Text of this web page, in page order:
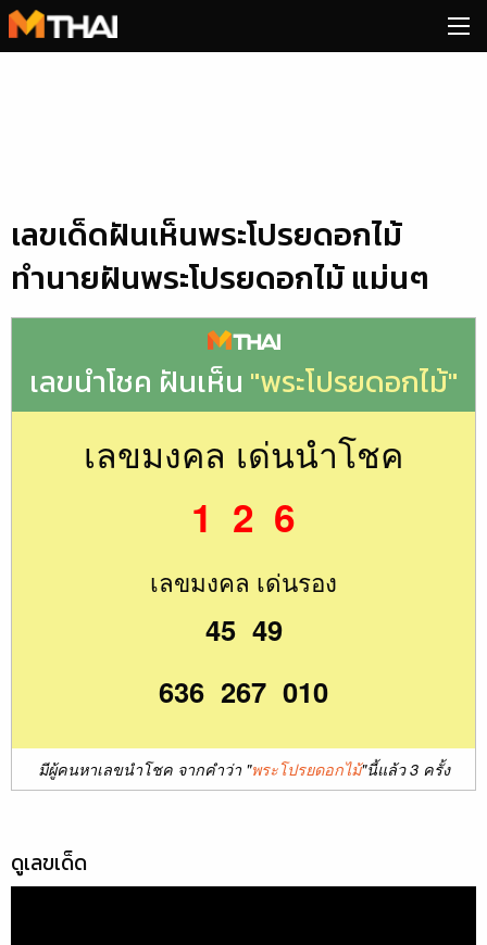
Skip
to
เลขเด็ดฝันเห็นพระโปรยดอกไม้
ทำนายฝันพระโปรยดอกไม้ แม่นๆ
เลขนำโชค ฝันเห็น "พระโปรยดอกไม้"
เลขมงคล เด่นนำโชค
1 2 6
เลขมงคล เด่นรอง
45 49
636 267 010
มีผู้คนหาเลขนำโชค จากคำว่า "พระโปรยดอกไม้"นี้แล้ว 3 ครั้ง
ดูเลขเด็ด